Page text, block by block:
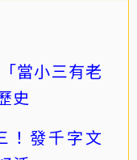
當小三有老
史
！發千字文